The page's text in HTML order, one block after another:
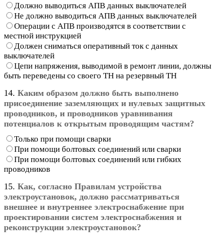
Должно выводиться АПВ данных выключателей
Не должно выводиться АПВ данных выключателей
Операции с АПВ производятся в соответствии с
местной инструкцией
Должен сниматься оперативный ток с данных
выключателей
Цепи напряжения, выводимой в ремонт линии, должны
быть переведены со своего ТН на резервный ТН
14. Каким образом должно быть выполнено
присоединение заземляющих и нулевых защитных
проводников, и проводников уравнивания
потенциалов к открытым проводящим частям?
Только при помощи сварки
При помощи болтовых соединений или сварки
При помощи болтовых соединений или гибких
проводников
15. Как, согласно Правилам устройства
электроустановок, должно рассматриваться
внешнее и внутреннее электроснабжение при
проектировании систем электроснабжения и
реконструкции электроустановок?